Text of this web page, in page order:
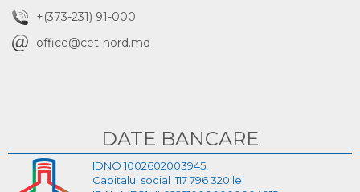
+(373-231) 91-000
office@cet-nord.md
DATE BANCARE
IDNO 1002602003945,
Capitalul social :117 796 320 lei